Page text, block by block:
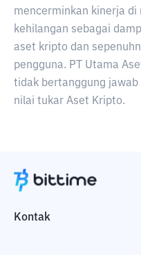
mencerminkan kinerja di
kehilangan sebagai
aset kripto dan
pengguna. PT Utama
tidak bertanggung
nilai tukar Aset Kripto.
Kontak